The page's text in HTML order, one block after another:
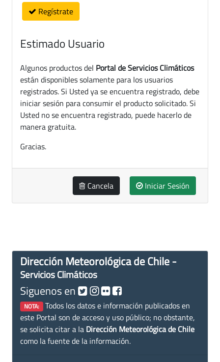
Regístrate
Estimado Usuario
Algunos productos del Portal de Servicios Climáticos
están disponibles solamente para los usuarios
registrados. Si Usted ya se encuentra registrado, debe
iniciar sesión para consumir el producto solicitado. Si
Usted no se encuentra registrado, puede hacerlo de
manera gratuita.
Gracias.
Cancela Iniciar Sesión
Dirección Meteorológica de Chile -
Servicios Climáticos
Siguenos en
NOTA: Todos los datos e información publicados en
este Portal son de acceso y uso público; no obstante,
se solicita citar a la Dirección Meteorológica de Chile
como la fuente de la información.